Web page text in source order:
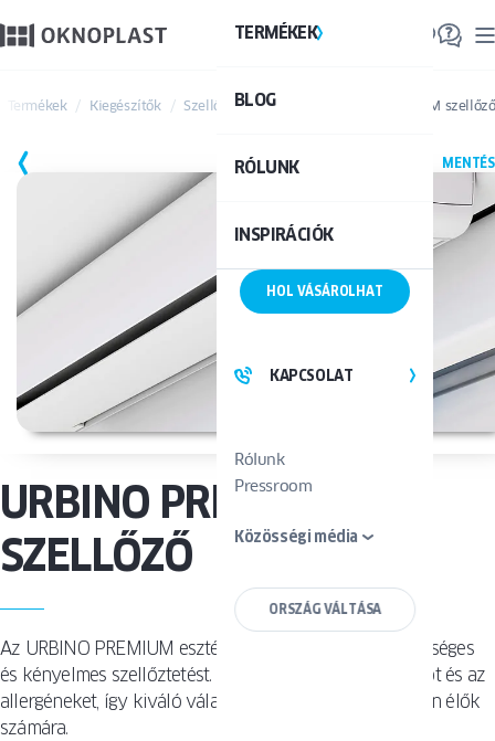
TERMÉKEK
BLOG
RÓLUNK
INSPIRÁCIÓK
HOL VÁSÁROLHAT
KAPCSOLAT
Rólunk
Pressroom
Közösségi média
ORSZÁG VÁLTÁSA
Termékek Kiegészítők Szellőzőrendszerek URBINO PREMIUM szellőző
MENTÉS
URBINO PREMIUM
SZELLŐZŐ
Az URBINO PREMIUM esztétikus formában kínál egészséges
és kényelmes szellőztetést. Hatékonyan szűri a szmogot és az
allergéneket, így kiváló választás a városi környezetben élők
számára.